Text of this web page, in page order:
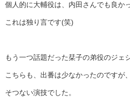
個人的に大輔役は、内田さんでも良か
これは独り言です(笑)
もう一つ話題だった栞子の弟役のジェ
こちらも、出番は少なかったのですが
そつない演技でした。